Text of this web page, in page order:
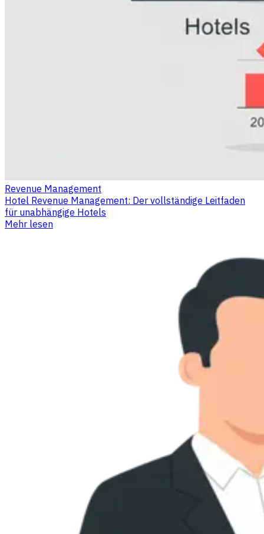
Revenue Management
Hotel Revenue Management: Der vollständige Leitfaden
für unabhängige Hotels
Mehr lesen